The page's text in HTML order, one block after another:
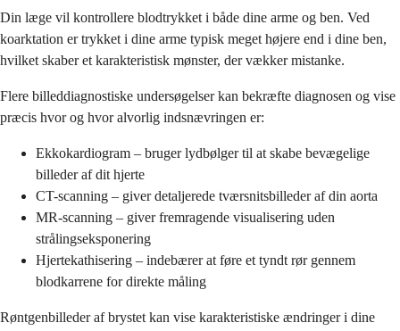
Din læge vil kontrollere blodtrykket i både dine arme og ben. Ved
koarktation er trykket i dine arme typisk meget højere end i dine ben,
hvilket skaber et karakteristisk mønster, der vækker mistanke.
Flere billeddiagnostiske undersøgelser kan bekræfte diagnosen og vise
præcis hvor og hvor alvorlig indsnævringen er:
Ekkokardiogram – bruger lydbølger til at skabe bevægelige
billeder af dit hjerte
CT-scanning – giver detaljerede tværsnitsbilleder af din aorta
MR-scanning – giver fremragende visualisering uden
strålingseksponering
Hjertekathisering – indebærer at føre et tyndt rør gennem
blodkarrene for direkte måling
Røntgenbilleder af brystet kan vise karakteristiske ændringer i dine